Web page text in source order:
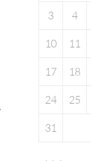
3 4
10 11
17 18
24 25
31